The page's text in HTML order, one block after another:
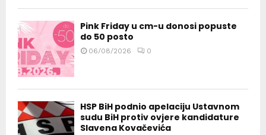
Pink Friday u cm-u donosi popuste
do 50 posto
06/08/2026 0
HSP BiH podnio apelaciju Ustavnom
sudu BiH protiv ovjere kandidature
Slavena Kovačevića